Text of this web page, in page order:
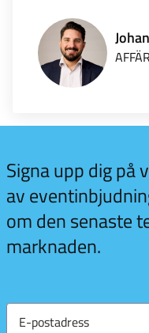
Signa upp dig på
av
om den senaste
marknaden.
E-
postadress
kul